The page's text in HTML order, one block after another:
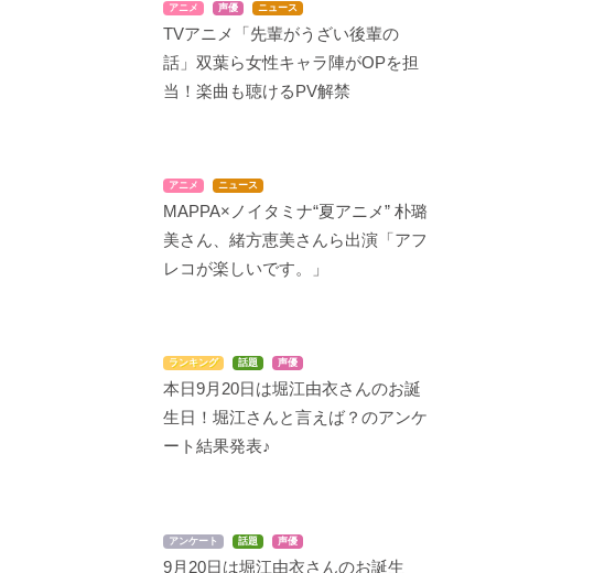
efrain～
直枝理樹
戦姫絶唱シンフォギアG 物語>シリーズ セカン
ドシーズン（猫物語(白)
傾物語 花物語 囮物語
鬼物語 恋物語）
アニメ 声優 ニュース
TVアニメ「先輩がうざい後輩の
話」双葉ら女性キャラ陣がOPを担
当！楽曲も聴けるPV解禁
アニメ ニュース
MAPPA×ノイタミナ“夏アニメ” 朴璐
美さん、緒方恵美さんら出演「アフ
レコが楽しいです。」
ランキング 話題 声優
本日9月20日は堀江由衣さんのお誕
生日！堀江さんと言えば？のアンケ
ート結果発表♪
アンケート 話題 声優
9月20日は堀江由衣さんのお誕生